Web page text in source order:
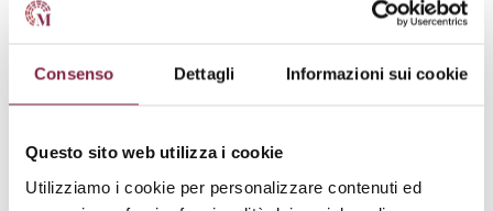
Consenso Dettagli Informazioni sui cookie
Questo sito web utilizza i cookie
Utilizziamo i cookie per personalizzare contenuti ed